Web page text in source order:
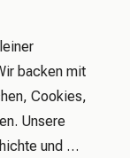
backen mit
Cookies,
Unsere
und